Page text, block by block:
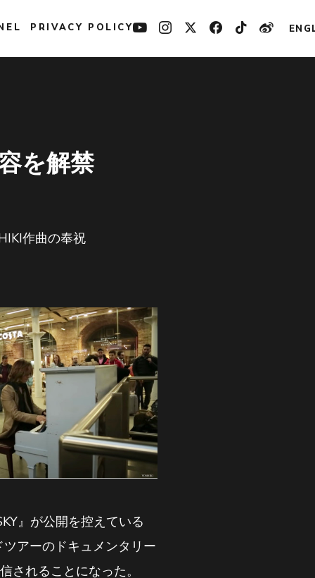
PRIVACY POLICY
を解禁
作曲の奉祝
』が公開を控えている
アーのドキュメンタリー
されることになった。